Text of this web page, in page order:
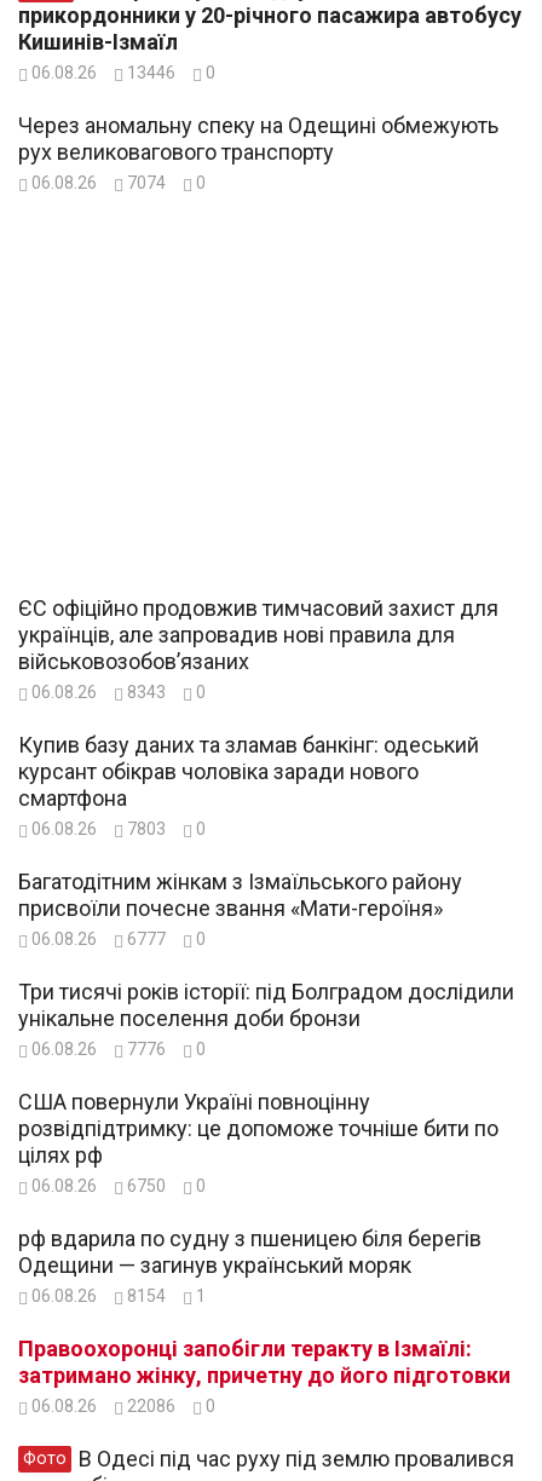
прикордонники у 20-річного пасажира автобусу
Кишинів-Ізмаїл
06.08.26 13446 0
Через аномальну спеку на Одещині обмежують
рух великовагового транспорту
06.08.26 7074 0
ЄС офіційно продовжив тимчасовий захист для
українців, але запровадив нові правила для
військовозобов’язаних
06.08.26 8343 0
Купив базу даних та зламав банкінг: одеський
курсант обікрав чоловіка заради нового
смартфона
06.08.26 7803 0
Багатодітним жінкам з Ізмаїльського району
присвоїли почесне звання «Мати-героїня»
06.08.26 6777 0
Три тисячі років історії: під Болградом дослідили
унікальне поселення доби бронзи
06.08.26 7776 0
США повернули Україні повноцінну
розвідпідтримку: це допоможе точніше бити по
цілях рф
06.08.26 6750 0
рф вдарила по судну з пшеницею біля берегів
Одещини — загинув український моряк
06.08.26 8154 1
Правоохоронці запобігли теракту в Ізмаїлі:
затримано жінку, причетну до його підготовки
06.08.26 22086 0
Фото